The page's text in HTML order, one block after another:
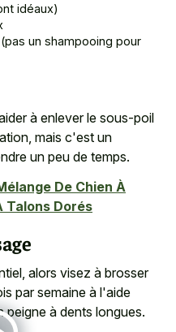
idéaux)
un shampooing pour
à enlever le sous-poil
mais c'est un
un peu de temps.
De Chien À
Talons Dorés
alors visez à brosser
par semaine à l'aide
peigne à dents longues.